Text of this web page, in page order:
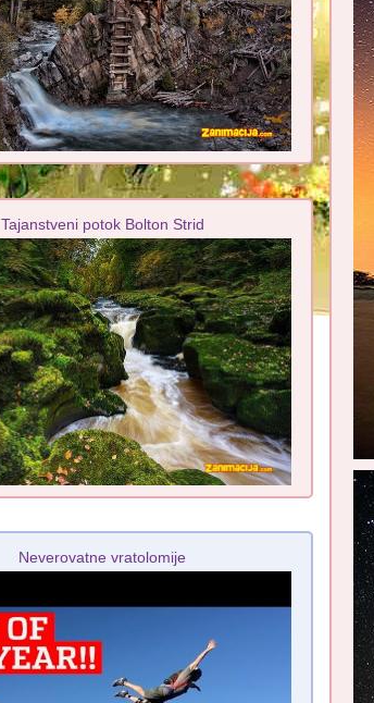
Tajanstveni potok Bolton Strid
Neverovatne vratolomije